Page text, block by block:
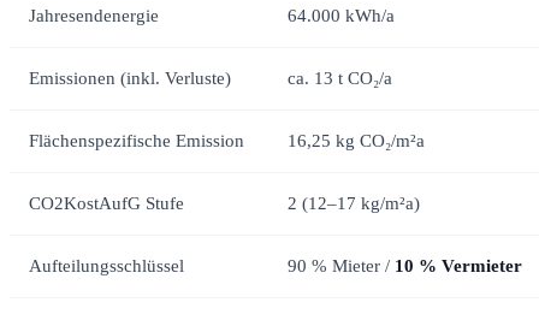
Jahresendenergie 64.000 kWh/a
Emissionen (inkl. Verluste) ca. 13 t CO₂/a
Flächenspezifische Emission 16,25 kg CO₂/m²a
CO2KostAufG Stufe 2 (12–17 kg/m²a)
Aufteilungsschlüssel 90 % Mieter / 10 % Vermieter